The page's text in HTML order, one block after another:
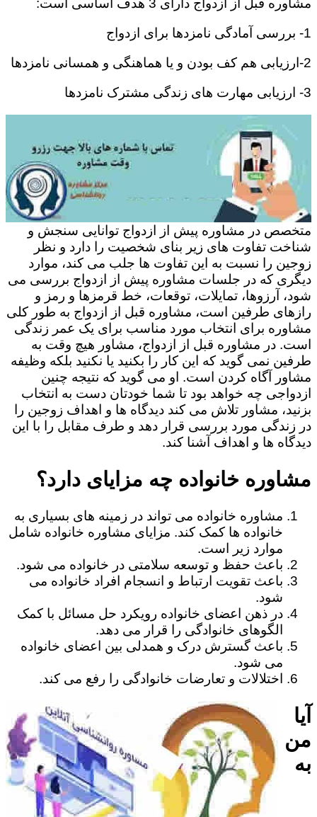
مشاوره قبل از ازدواج دارای 3 هدف اساسی است:
1- بررسی آمادگی نامزدها برای ازدواج
2-ارزیابی هم کف بودن و یا هماهنگی و همسانی نامزدها
3- ارزیابی مهارت های زندگی مشترک نامزدها
متخصص در مشاوره پیش از ازدواج توانایی سنجش و
شناخت تفاوت های زیر بنای شخصیت را دارد و نظر
زوجین را نسبت به این تفاوت ها جلب می کند، موارد
دیگری که در جلسات مشاوره پیش از ازدواج بررسی می
شود، آرزوها، تمایلات، توقعات، خط قرمزها و رمز و
رازهای طرفین است، مشاوره قبل از ازدواج به طور کلی
مشاوره برای انتخاب مورد مناسب برای یک عمر زندگی
است. در مشاوره قبل از ازدواج، مشاور هیچ وقت به
طرفین نمی گوید که این کار را بکنید یا نکنید بلکه وظیفه
مشاور آگاه کردن است. او می گوید که نتیجه چنین
ازدواجی چه خواهد بود تا شما خودتان دست به انتخاب
بزنید، مشاور تلاش می کند دیدگاه ها و اهداف زوجین را
در زندگی مورد بررسی قرار دهد و طرف مقابل را با این
دیدگاه ها و اهداف آشنا کند.
مشاوره خانواده چه مزایای دارد؟
مشاوره خانواده می تواند در زمینه های بسیاری به
خانواده ها کمک کند. مزایای مشاوره خانواده شامل
موارد زیر است.
باعث حفظ و توسعه سلامتی در خانواده می شود.
باعث تقویت ارتباط و انسجام افراد خانواده می
شود.
در ذهن اعضای خانواده رویکرد حل مسائل با کمک
الگوهای خانوادگی را قرار می دهد.
باعث گسترش درک و همدلی بین اعضای خانواده
می شود.
اختلالات و تعارضات خانوادگی را رفع می کند.
آیا
من
به